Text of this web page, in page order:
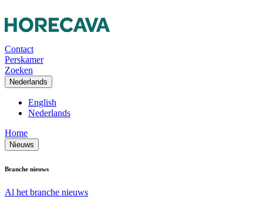
Contact
Perskamer
Zoeken
Nederlands
English
Nederlands
Home
Nieuws
Branche nieuws
Al het branche nieuws